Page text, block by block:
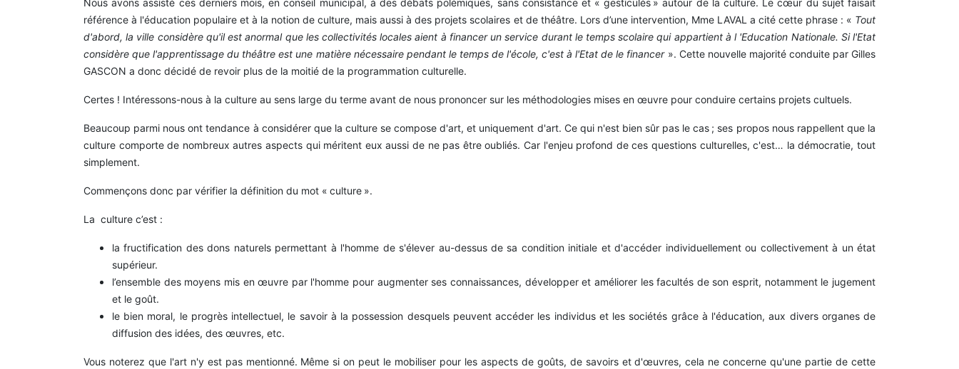
Nous avons assisté ces derniers mois, en conseil municipal, à des débats polémiques, sans consistance et « gesticulés » autour de la culture. Le cœur du sujet faisait
référence à l'éducation populaire et à la notion de culture, mais aussi à des projets scolaires et de théâtre. Lors d’une intervention, Mme LAVAL a cité cette phrase : « Tout
d'abord, la ville considère qu'il est anormal que les collectivités locales aient à financer un service durant le temps scolaire qui appartient àl 'Education Nationale. Si l'Etat
considère que l'apprentissage du théâtre est une matière nécessaire pendant le temps de l'école, c'estàl'Etat de le financer». Cette nouvelle majorité conduite par Gilles
GASCON a donc décidé de revoir plus de la moitié de la programmation culturelle.
Certes ! Intéressons-nous à la culture au sens large du terme avant de nous prononcer sur les méthodologies mises en œuvre pour conduire certains projets cultuels.
Beaucoup parmi nous ont tendance à considérer que la culture se compose d'art, et uniquement d'art. Ce qui n'est bien sûr pas le cas ; ses propos nous rappellent que la
culture comporte de nombreux autres aspects qui méritent eux aussi de ne pas être oubliés. Car l'enjeu profond de ces questions culturelles, c'est… la démocratie, tout
simplement.
Commençons donc par vérifier la définition du mot « culture ».
La culture c’est :
la fructification des dons naturels permettant à l'homme de s'élever au-dessus de sa condition initiale et d'accéder individuellement ou collectivement à un état
supérieur.
l’ensemble des moyens mis en œuvre par l'homme pour augmenter ses connaissances, développer et améliorer les facultés de son esprit, notamment le jugement
et le goût.
le bien moral, le progrès intellectuel, le savoir à la possession desquels peuvent accéder les individus et les sociétés grâce à l'éducation, aux divers organes de
diffusion des idées, des œuvres, etc.
Vous noterez que l'art n'y est pas mentionné. Même si on peut le mobiliser pour les aspects de goûts, de savoirs et d'œuvres, cela ne concerne qu'une partie de cette